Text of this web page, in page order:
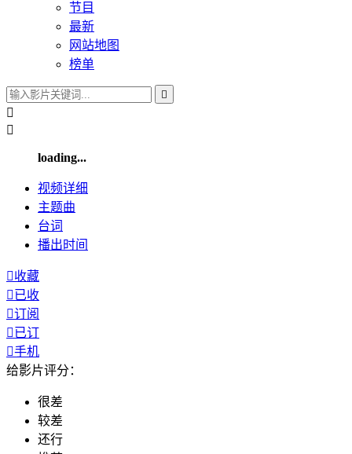
节目
最新
网站地图
榜单



loading...
视频详细
主题曲
台词
播出时间
收藏
已收
订阅
已订
手机
给影片评分：
很差
较差
还行